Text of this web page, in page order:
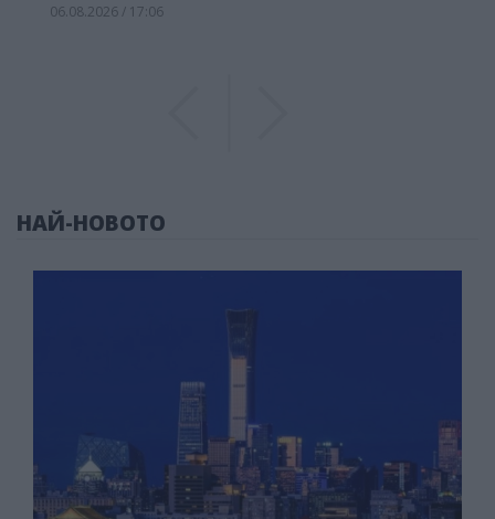
06.08.2026 / 17:06
НАЙ-НОВОТО